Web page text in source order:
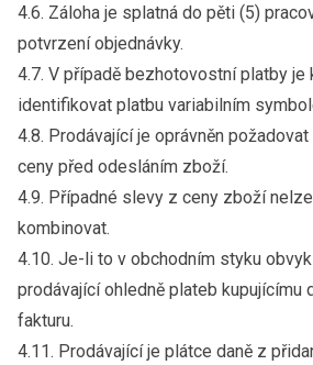
4.6. Záloha je splatná do pěti (5)
potvrzení objednávky.
4.7. V případě bezhotovostní platby je
identifikovat platbu variabilním
4.8. Prodávající je oprávněn
ceny před odesláním zboží.
4.9. Případné slevy z ceny zboží
kombinovat.
4.10. Je-li to v obchodním styku
prodávající ohledně plateb kupujícímu
fakturu.
4.11. Prodávající je plátce daně z